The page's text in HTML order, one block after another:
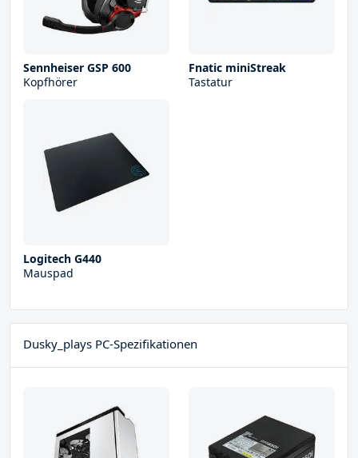
Sennheiser GSP 600
Kopfhörer
Fnatic miniStreak
Tastatur
Logitech G440
Mauspad
Dusky_plays PC-Spezifikationen